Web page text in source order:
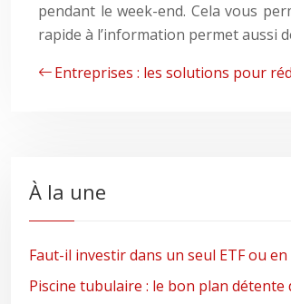
pendant le week-end. Cela vous
rapide à l’information permet aussi
Entreprises : les solutions pour
À la une
Faut-il investir dans un seul ETF ou
Piscine tubulaire : le bon plan détente